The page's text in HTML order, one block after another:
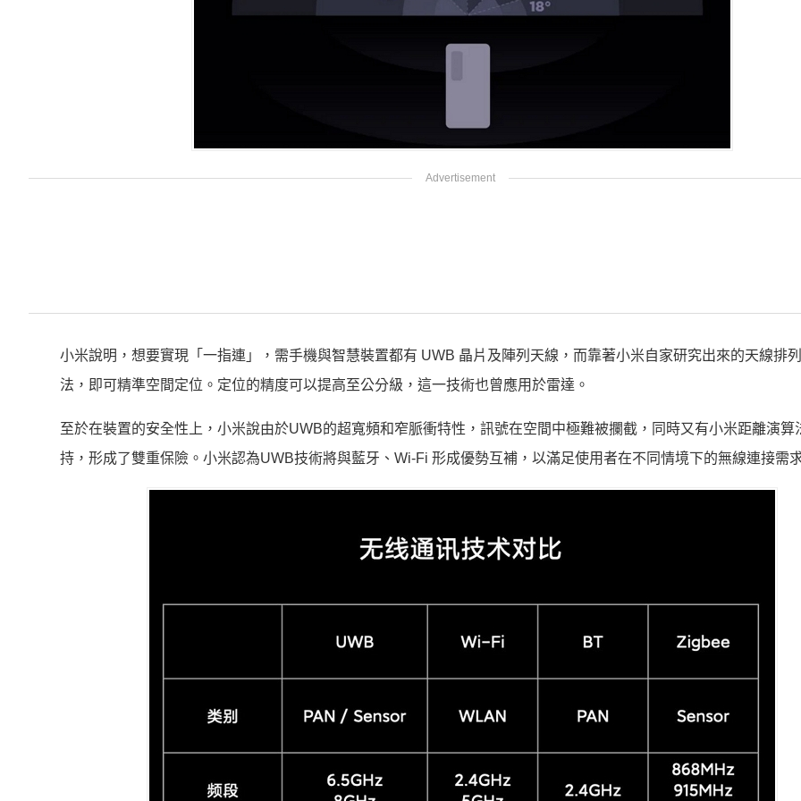
小米說明，想要實現「一指連」，需手機與智慧裝置都有 UWB 晶片及陣列天線，而靠著小米自家研究出來的天線排
法，即可精準空間定位。定位的精度可以提高至公分級，這一技術也曾應用於雷達。
至於在裝置的安全性上，小米說由於UWB的超寬頻和窄脈衝特性，訊號在空間中極難被攔截，同時又有小米距離演算
持，形成了雙重保險。小米認為UWB技術將與藍牙、Wi-Fi 形成優勢互補，以滿足使用者在不同情境下的無線連接需